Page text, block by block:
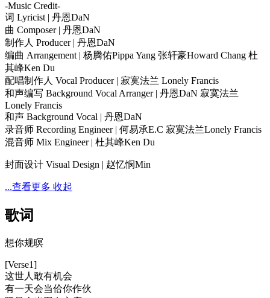
-Music Credit-
词 Lyricist | 丹恩DaN
曲 Composer | 丹恩DaN
制作人 Producer | 丹恩DaN
编曲 Arrangement | 杨腾佑Pippa Yang 张轩豪Howard Chang 杜
其峰Ken Du
配唱制作人 Vocal Producer | 寂寞法兰 Lonely Francis
和声编写 Background Vocal Arranger | 丹恩DaN 寂寞法兰
Lonely Francis
和声 Background Vocal | 丹恩DaN
录音师 Recording Engineer | 何易承E.C 寂寞法兰Lonely Francis
混音师 Mix Engineer | 杜其峰Ken Du
封面设计 Visual Design | 赵忆悯Min
...查看更多 收起
歌词
想你规暝
[Verse1]
这世人敢有机会
有一天会当佮你作伙